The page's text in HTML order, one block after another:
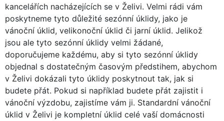
kancelářích nacházejících se v Želivi. Velmi rádi vám
poskytneme tyto důležité sezónní úklidy, jako je
vánoční úklid, velikonoční úklid či jarní úklid. Jelikož
jsou ale tyto sezónní úklidy velmi žádané,
doporučujeme každému, aby si tyto sezónní úklidy
objednal s dostatečným časovým předstihem, abychom
v Želivi dokázali tyto úklidy poskytnout tak, jak si
budete přát. Pokud si například budete přát zajistit i
vánoční výzdobu, zajistíme vám ji. Standardní vánoční
úklid v Želivi je kompletní úklid celé vaší domácnosti